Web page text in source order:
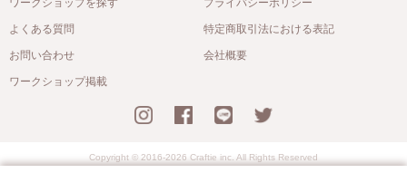
ワークショップを探す
よくある質問
お問い合わせ
ワークショップ掲載
プライバシーポリシー
特定商取引法における表記
会社概要
Copyright © 2016-2026 Craftie inc. All Rights Reserved